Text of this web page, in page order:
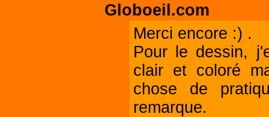
Globoeil.com
Merci encore :) .
Pour le dessin,
clair et coloré
chose de
remarque.